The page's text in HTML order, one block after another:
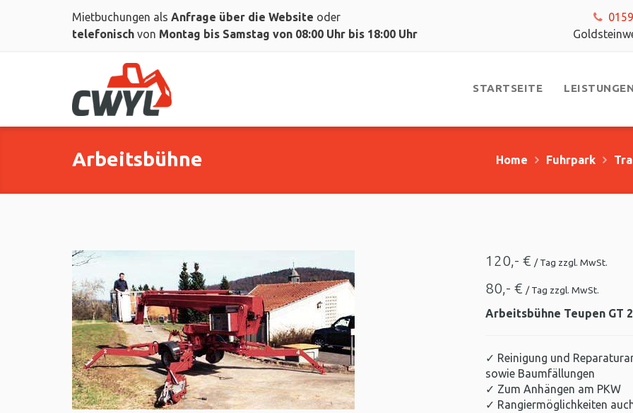
Mietbuchungen als Anfrage über die Website oder
telefonisch von Montag bis Samstag von 08:00 Uhr bis 18:00 Uhr
STARTSEITE LEISTUNGEN
Arbeitsbühne Home Fuhrpark
120,- € / Tag zzgl. MwSt.
80,- € / Tag zzgl. MwSt.
Arbeitsbühne Teupen GT
✓ Reinigung und
sowie Baumfällungen
✓ Zum Anhängen am PKW
✓ Rangiermöglichkeiten